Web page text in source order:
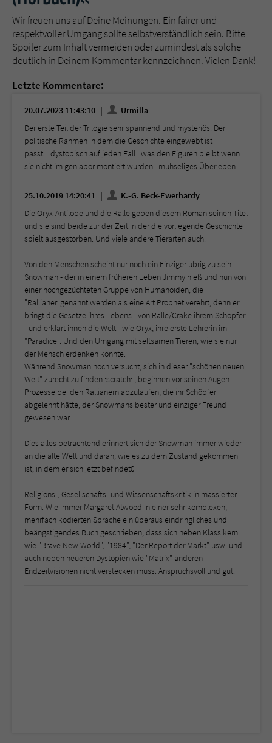
Wir freuen uns auf Deine Meinungen. Ein fairer und
respektvoller Umgang sollte selbstverständlich sein. Bitte
Spoiler zum Inhalt vermeiden oder zumindest als solche
deutlich in Deinem Kommentar kennzeichnen. Vielen Dank!
Letzte Kommentare:
20.07.2023 11:43:10
Urmilla
Der erste Teil der Trilogie sehr spannend und mysteriös. Der
politische Rahmen in dem die Geschichte eingewebt ist
passt....dystopisch auf jeden Fall...was den Figuren bleibt wenn
sie nicht im genlabor montiert wurden...mühseliges Überleben.
25.10.2019 14:20:41
K.-G. Beck-Ewerhardy
Die Oryx-Antilope und die Ralle geben diesem Roman seinen Titel
und sie sind beide zur der Zeit in der die vorliegende Geschichte
spielt ausgestorben. Und viele andere Tierarten auch.
Von den Menschen scheint nur noch ein Einziger übrig zu sein -
Snowman - der in einem früheren Leben Jimmy hieß und nun von
einer hochgezüchteten Gruppe von Humanoiden, die
"Rallianer"genannt werden als eine Art Prophet verehrt, denn er
bringt die Gesetze ihres Lebens - von Ralle/Crake ihrem Schöpfer
- und erklärt ihnen die Welt - wie Oryx, ihre erste Lehrerin im
"Paradice". Und den Umgang mit seltsamen Tieren, wie sie nur
der Mensch erdenken konnte.
Während Snowman noch versucht, sich in dieser "schönen neuen
Welt" zurecht zu finden :scratch: , beginnen vor seinen Augen
Prozesse bei den Rallianern abzulaufen, die ihr Schöpfer
abgelehnt hätte, der Snowmans bester und einziger Freund
gewesen war.
Dies alles betrachtend erinnert sich der Snowman immer wieder
an die alte Welt und daran, wie es zu dem Zustand gekommen
ist, in dem er sich jetzt befindet0
.
Religions-, Gesellschafts- und Wissenschaftskritik in massierter
Form. Wie immer Margaret Atwood in einer sehr komplexen,
mehrfach kodierten Sprache ein überaus eindringliches und
beängstigendes Buch geschrieben, dass sich neben Klassikern
wie "Brave New World", "1984", "Der Report der Markt" usw. und
auch neben neueren Dystopien wie "Matrix" anderen
Endzeitvisionen nicht verstecken muss. Anspruchsvoll und gut.